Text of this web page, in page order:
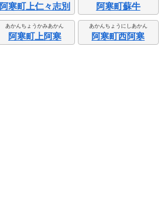
阿寒町上仁々志別 阿寒町蘇牛
あかんちょうかみあかん
阿寒町上阿寒
あかんちょうにしあかん
阿寒町西阿寒